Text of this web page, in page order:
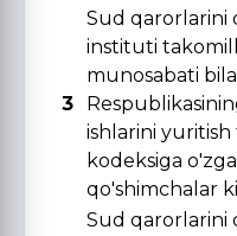
3
Sud qarorlarini
instituti
munosabati
ishlarini yuritish
kodeksiga
qo'shimchalar
Sud qarorlarini